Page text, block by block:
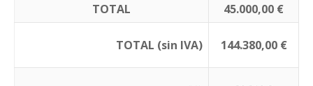
TOTAL 45.000,00 €
TOTAL (sin IVA) 144.380,00 €